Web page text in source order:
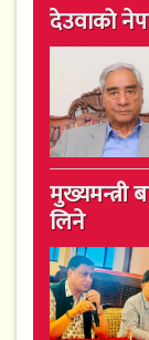
देउवाको
मुख्यमन्त्री
लिने